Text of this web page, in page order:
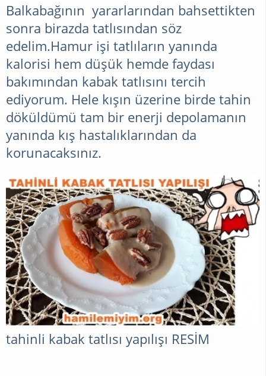
Balkabağının yararlarından bahsettikten
sonra birazda tatlısından söz
edelim.Hamur işi tatlıların yanında
kalorisi hem düşük hemde faydası
bakımından kabak tatlısını tercih
ediyorum. Hele kışın üzerine birde tahin
döküldümü tam bir enerji depolamanın
yanında kış hastalıklarından da
korunacaksınız.
tahinli kabak tatlısı yapılışı RESİM